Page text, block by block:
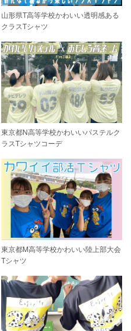
山形県T高等学校かわいい透明感ある
クラスTシャツ
東京都N高等学校かわいいパステルク
ラスTシャツコーデ
東京都M高等学校かわいい陸上部大会
Tシャツ